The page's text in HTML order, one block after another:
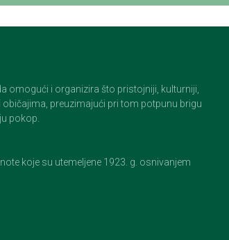
omogući i organizira što pristojniji, kulturniji,
preuzimajući pri tom potpunu brigu
pokop.
koje su utemeljene 1923. g. osnivanjem